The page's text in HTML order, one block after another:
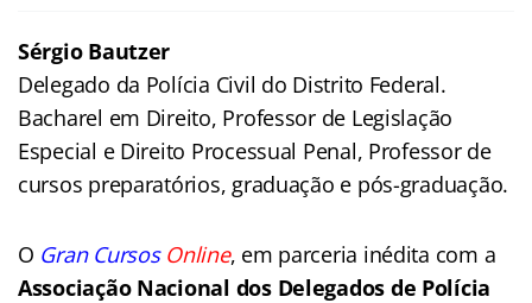
Sérgio Bautzer
Delegado da Polícia Civil do Distrito Federal.
Bacharel em Direito, Professor de Legislação
Especial e Direito Processual Penal, Professor de
cursos preparatórios, graduação e pós-graduação.
O Gran Cursos Online, em parceria inédita com a
Associação Nacional dos Delegados de Polícia